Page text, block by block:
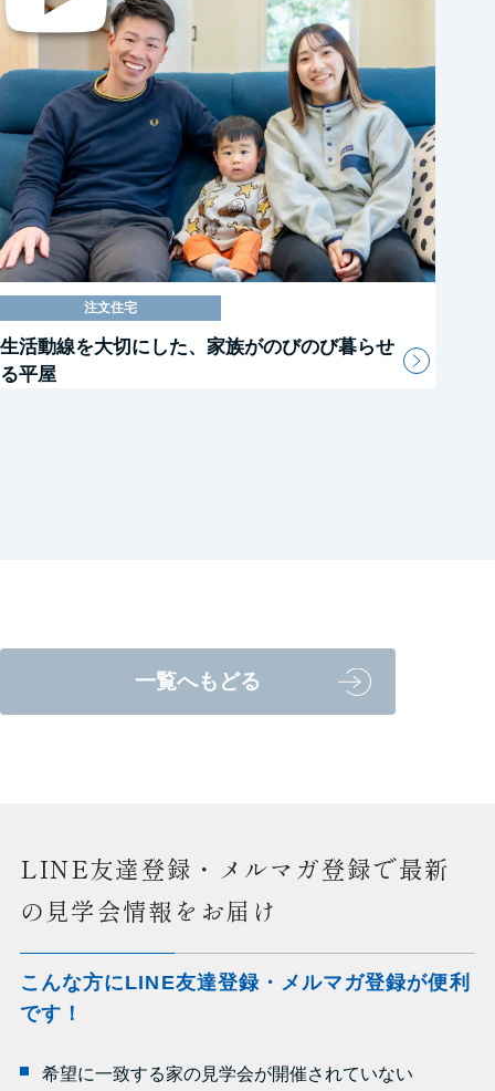
注文住宅
生活動線を大切にした、家族がのびのび暮らせ
る平屋
一覧へもどる
LINE友達登録・メルマガ登録で最新
の見学会情報をお届け
こんな方にLINE友達登録・メルマガ登録が便利
です！
希望に一致する家の見学会が開催されていない